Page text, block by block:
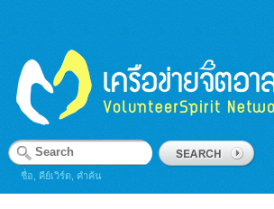
ชื่อ, คีย์เวิร์ด, คำค้น